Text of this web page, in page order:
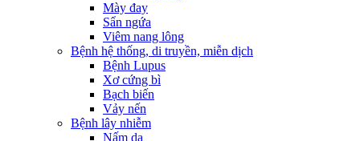
Mày đay
Sẩn ngứa
Viêm nang lông
Bệnh hệ thống, di truyền, miễn dịch
Bệnh Lupus
Xơ cứng bì
Bạch biến
Vảy nến
Bệnh lây nhiễm
Nấm da